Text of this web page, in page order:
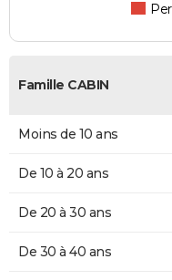
Famille CABIN
Moins de 10 ans
De 10 à 20 ans
De 20 à 30 ans
De 30 à 40 ans